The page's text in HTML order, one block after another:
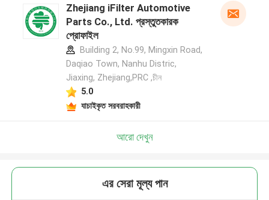
Zhejiang iFilter Automotive
Parts Co., Ltd. প্রস্তুতকারক
প্রোফাইল
Building 2, No.99, Mingxin Road,
Daqiao Town, Nanhu Distric,
Jiaxing, Zhejiang,PRC ,চীন
5.0
যাচাইকৃত সরবরাহকারী
আরো দেখুন
এর সেরা মূল্য পান